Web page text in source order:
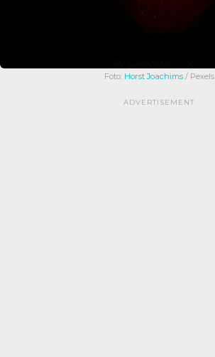
Foto: Horst Joachims/ Pexels